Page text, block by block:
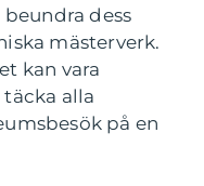
dess
mästerverk.
kan vara
alla
på en